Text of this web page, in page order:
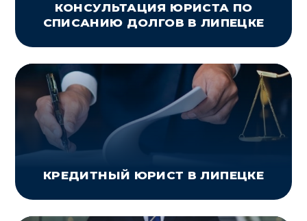
КОНСУЛЬТАЦИЯ ЮРИСТА ПО
СПИСАНИЮ ДОЛГОВ В ЛИПЕЦКЕ
КРЕДИТНЫЙ ЮРИСТ В ЛИПЕЦКЕ